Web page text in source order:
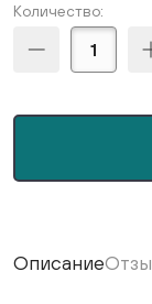
Количество:
Описание